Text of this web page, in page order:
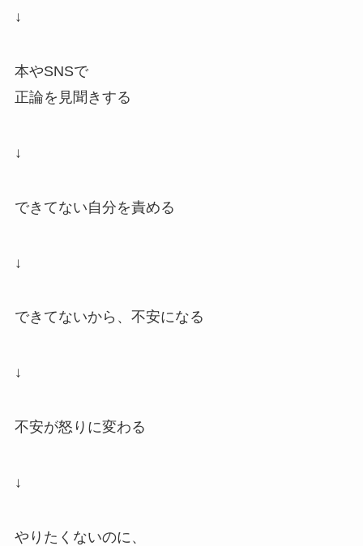
↓
本やSNSで
正論を見聞きする
↓
できてない自分を責める
↓
できてないから、不安になる
↓
不安が怒りに変わる
↓
やりたくないのに、